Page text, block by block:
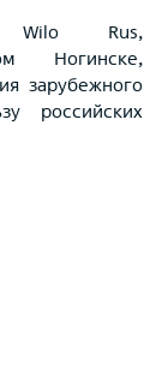
Wilo Rus,
Ногинске,
зарубежного
российских